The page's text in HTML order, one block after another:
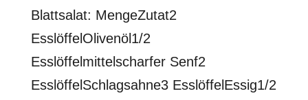
Blattsalat: MengeZutat2
EsslöffelOlivenöl1/2
Esslöffelmittelscharfer Senf2
EsslöffelSchlagsahne3 EsslöffelEssig1/2